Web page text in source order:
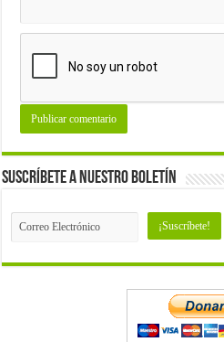
Suscríbete a nuestro Boletín